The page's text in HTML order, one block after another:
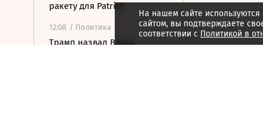
ракету для Patriot
12:08 / Политика
Трамп назвал Вэнса
На нашем сайте
сайтом, вы подтверждаете
соответствии с Политикой в